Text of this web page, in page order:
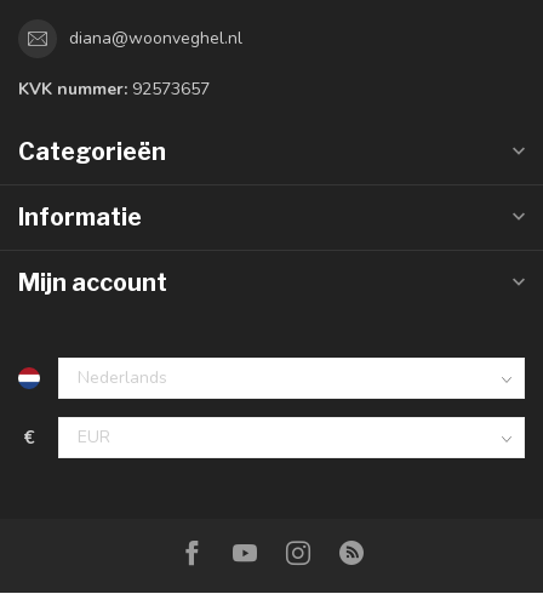
diana@woonveghel.nl
KVK nummer: 92573657
Categorieën
Informatie
Mijn account
€